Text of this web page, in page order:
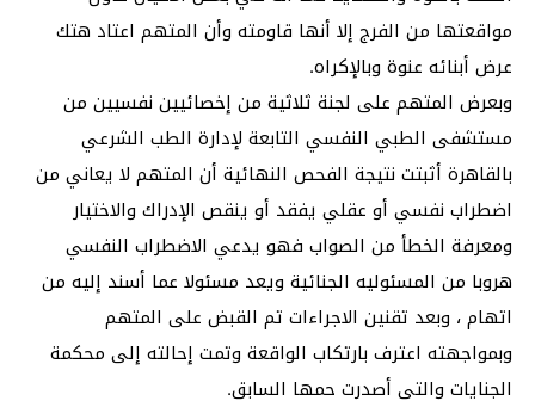
مواقعتها من الفرج إلا أنها قاومته وأن المتهم اعتاد هتك
عرض أبنائه عنوة وبالإكراه.
وبعرض المتهم على لجنة ثلاثية من إخصائيين نفسيين من
مستشفى الطبي النفسي التابعة لإدارة الطب الشرعي
بالقاهرة أثبتت نتيجة الفحص النهائية أن المتهم لا يعاني من
اضطراب نفسي أو عقلي يفقد أو ينقص الإدراك والاختيار
ومعرفة الخطأ من الصواب فهو يدعي الاضطراب النفسي
هروبا من المسئوليه الجنائية ويعد مسئولا عما أسند إليه من
اتهام ، وبعد تقنين الاجراءات تم القبض على المتهم
وبمواجهته اعترف بارتكاب الواقعة وتمت إحالته إلى محكمة
الجنايات والتى أصدرت حمها السابق.